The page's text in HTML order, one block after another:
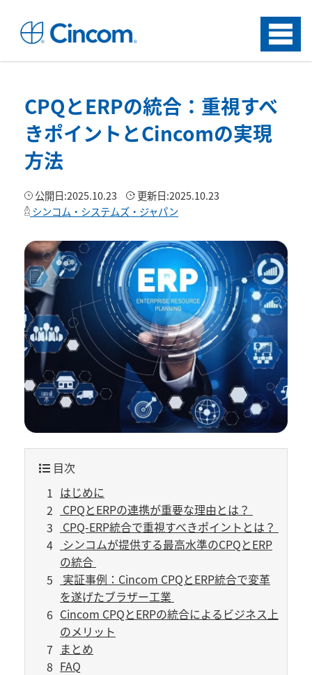
Menu
CPQとERPの統合：重視すべ
きポイントとCincomの実現
方法
公開日:2025.10.23 更新日:2025.10.23
シンコム・システムズ・ジャパン
目次
はじめに
CPQとERPの連携が重要な理由とは？
CPQ-ERP統合で重視すべきポイントとは？
シンコムが提供する最高水準のCPQとERP
の統合
実証事例：Cincom CPQとERP統合で変革
を遂げたブラザー工業
Cincom CPQとERPの統合によるビジネス上
のメリット
まとめ
FAQ